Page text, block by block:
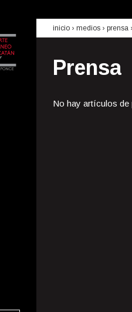
inicio › medios › prensa
Prensa
No hay artículos de